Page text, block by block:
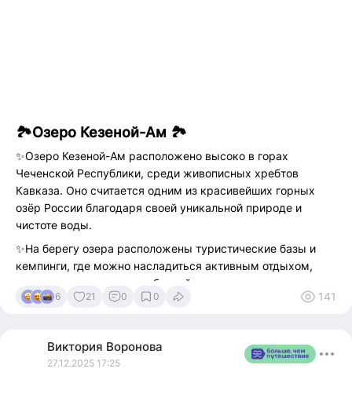
🏞Озеро Кезеной-Ам 🏞
✨Озеро Кезеной-Ам расположено высоко в горах
Чеченской Республики, среди живописных хребтов
Кавказа. Оно считается одним из красивейших горных
озёр России благодаря своей уникальной природе и
чистоте воды.
✨На берегу озера расположены туристические базы и
кемпинги, где можно насладиться активным отдыхом,
пешими прогулками и рыбалкой.
✨ Уникальные пейзажи вокруг озера делают его
✨Озеро находится примерно в 80 км от города Шали.
Дорога туда проходит через горные перевалы и ущелья,
6 21 0 0 141
Виктория Воронова
27.12.2025 17:25